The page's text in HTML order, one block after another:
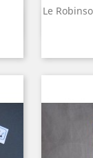
Le